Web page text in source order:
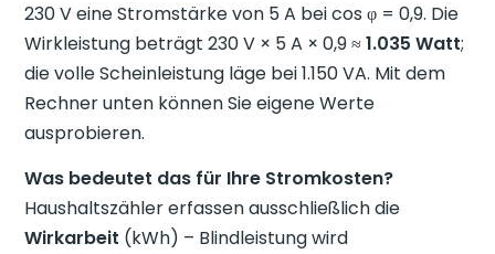
230 V eine Stromstärke von 5 A bei cos φ = 0,9. Die
Wirkleistung beträgt 230 V × 5 A × 0,9 ≈1.035 Watt;
die volle Scheinleistung läge bei 1.150 VA. Mit dem
Rechner unten können Sie eigene Werte
ausprobieren.
Was bedeutet das für Ihre Stromkosten?
Haushaltszähler erfassen ausschließlich die
Wirkarbeit (kWh) – Blindleistung wird